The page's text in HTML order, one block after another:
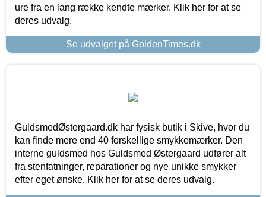
ure fra en lang række kendte mærker. Klik her for at se
deres udvalg.
Se udvalget på GoldenTimes.dk
GuldsmedØstergaard.dk har fysisk butik i Skive, hvor du
kan finde mere end 40 forskellige smykkemærker. Den
interne guldsmed hos Guldsmed Østergaard udfører alt
fra stenfatninger, reparationer og nye unikke smykker
efter eget ønske. Klik her for at se deres udvalg.